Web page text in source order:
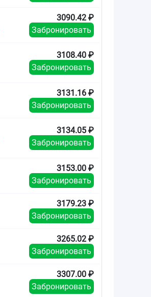
3090.42 ₽
Забронировать
3108.40 ₽
Забронировать
3131.16 ₽
Забронировать
3134.05 ₽
Забронировать
3153.00 ₽
Забронировать
3179.23 ₽
Забронировать
3265.02 ₽
Забронировать
3307.00 ₽
Забронировать